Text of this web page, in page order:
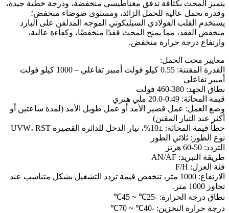
يتميز المحث بكثافة تدفق مغناطيسي منخفضة، ودرجة خطية جيدة،
وقدرة تحمل عالية للحمل الزائد، ومستوى ضوضاء منخفض؛
يستخدم القلب الفولاذي السيليكوني الموجه المدلفن على البارد
منخفض الفقد، مما يمنح المحث فقدًا منخفضًا، وكفاءة عالية،
وارتفاع درجة حرارة منخفض.
معايير محث الحمل:
القدرة المقننة: 0.55 كيلو فولت أمبير تفاعلي – 1000 كيلو فولت
أمبير تفاعلي
نطاق الجهد: 380-460 فولت
قيمة المحاثة: 0.49-20.0 ملي هنري
وضع العمل: عمل قصير الأمد أو عمل طويل الأمد (لمدة ساعتين أو
أكثر عند التيار المقنن)
خطأ قيمة المحاثة: ±10%، تيار الدخل للدائرة القصيرة UVW، RST
نوع الطور: ثلاثي الطور
التردد: 50-60 هرتز
طريقة التبريد: AN/AF
فئة العزل: F/H
الارتفاع: 1000 متر، تنخفض قيمة تردد التشغيل بشكل متناسب عند
تجاوز 1000 متر.
نطاق درجة الحرارة: -25℃ ~ 45℃
درجة حرارة التخزين: -40℃ ~ 70℃